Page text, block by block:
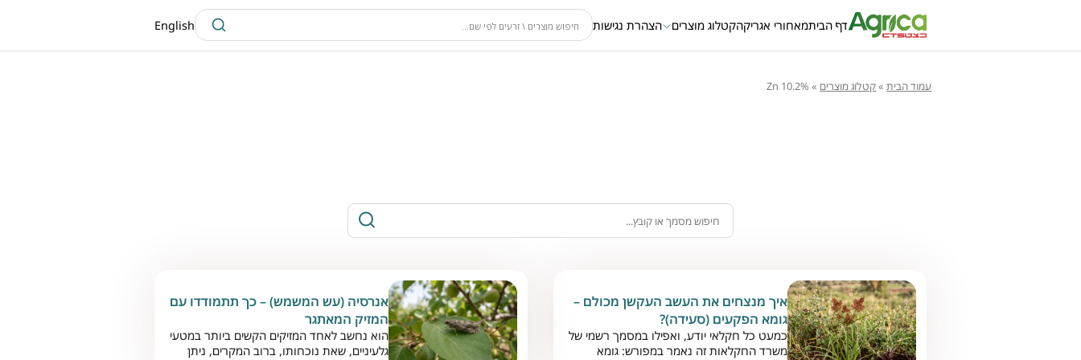
דף הביתמאחורי אגריקהקטלוג מוצרים הצהרת נגישות English
עמוד הבית»קטלוג מוצרים »
Zn 10.2%
איך מנצחים את העשב העקשן מכולם –
גומא הפקעים (סעידה)?
כמעט כל חקלאי יודע, ואפילו במסמך רשמי של
משרד החקלאות זה נאמר במפורש: גומא
אנרסיה (עש המשמש) – כך תתמודדו עם
המזיק המאתגר
הוא נחשב לאחד המזיקים הקשים ביותר במטעי
גלעיניים, שאת נוכחותו, ברוב המקרים, ניתן